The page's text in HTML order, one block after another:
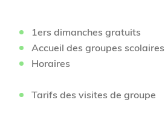
1ers dimanches gratuits
Accueil des groupes scolaires
Horaires
Tarifs des visites de groupe